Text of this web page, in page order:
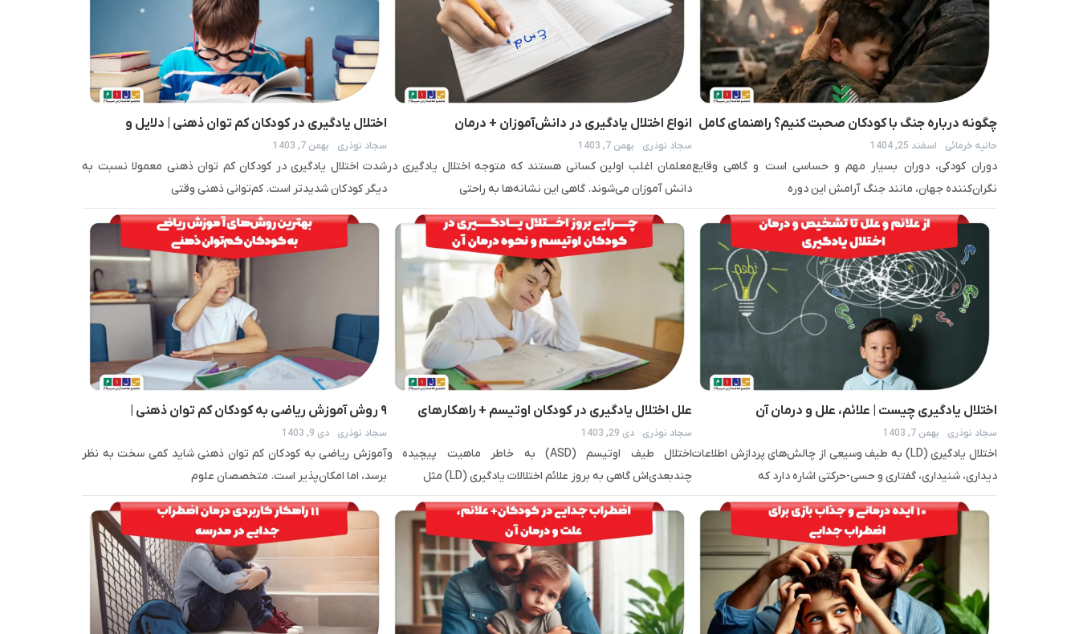
چگونه درباره جنگ با کودکان صحبت کنیم؟ راهنمای کامل
روانشناسی برای والدین
حانیه خرمائی اسفند 25, 1404
دوران کودکی، دوران بسیار مهم و حساسی است و گاهی وقایع
نگران‌کننده جهان، مانند جنگ آرامش این دوره
انواع اختلال یادگیری در دانش‌آموزان + درمان
سجاد نوذری بهمن 7, 1403
معلمان اغلب اولین کسانی هستند که متوجه اختلال یادگیری در
دانش‌ آموزان می‌شوند. گاهی این نشانه‌ها به راحتی
اختلال یادگیری در کودکان کم توان ذهنی | دلایل و
راهکارهای درمان
سجاد نوذری بهمن 7, 1403
شدت اختلال یادگیری در کودکان کم توان ذهنی معمولا نسبت به
دیگر کودکان شدیدتر است. کم‌توانی ذهنی وقتی
اختلال یادگیری چیست | علائم، علل و درمان آن
سجاد نوذری بهمن 7, 1403
اختلال یادگیری (LD) به طیف وسیعی از چالش‌های پردازش اطلاعات
دیداری، شنیداری، گفتاری و حسی-حرکتی اشاره دارد که
علل اختلال یادگیری در کودکان اوتیسم + راهکارهای
درمان
سجاد نوذری دی 29, 1403
اختلال طیف اوتیسم (ASD) به خاطر ماهیت پیچیده و
چندبعدی‌اش گاهی به بروز علائم اختلالات یادگیری (LD) مثل
۹ روش آموزش ریاضی به کودکان کم توان ذهنی |
چالش‌ها و راه‌حل‌ها
سجاد نوذری دی 9, 1403
آموزش ریاضی به کودکان کم توان ذهنی شاید کمی سخت به نظر
برسد، اما امکان‌پذیر است. متخصصان علوم